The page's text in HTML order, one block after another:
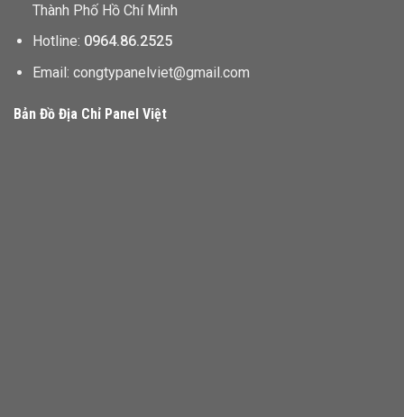
Thành Phố Hồ Chí Minh
Hotline: 0964.86.2525
Email: congtypanelviet@gmail.com
Bản Đồ Địa Chỉ Panel Việt